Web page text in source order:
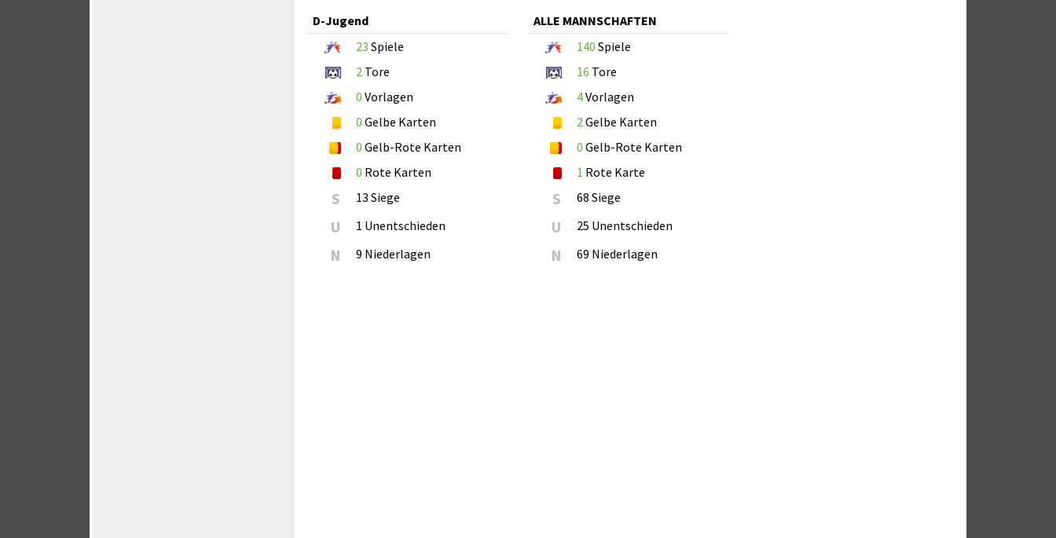
D-Jugend
23 Spiele
2 Tore
0 Vorlagen
0 Gelbe Karten
0 Gelb-Rote Karten
0 Rote Karten
S 13 Siege
U 1 Unentschieden
N 9 Niederlagen
ALLE MANNSCHAFTEN
140 Spiele
16 Tore
4Vorlagen
2 Gelbe Karten
0 Gelb-Rote Karten
1 Rote Karte
S 68 Siege
U 25 Unentschieden
N 69 Niederlagen